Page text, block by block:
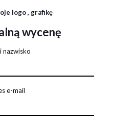
logo , grafikę
wycenę
nazwisko
e-mail